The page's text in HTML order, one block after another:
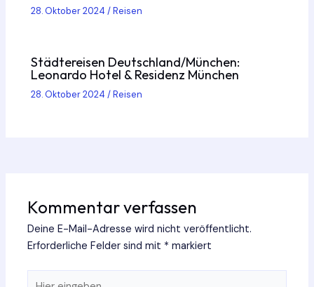
28. Oktober 2024/Reisen
Städtereisen Deutschland/München:
Leonardo Hotel & Residenz München
28. Oktober 2024/Reisen
Kommentar verfassen
Deine E-Mail-Adresse wird nicht veröffentlicht.
Erforderliche Felder sind mit * markiert